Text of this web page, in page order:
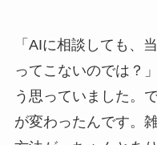
「AIに相談しても、
ってこないのでは？
う思っていました。
が変わったんです。